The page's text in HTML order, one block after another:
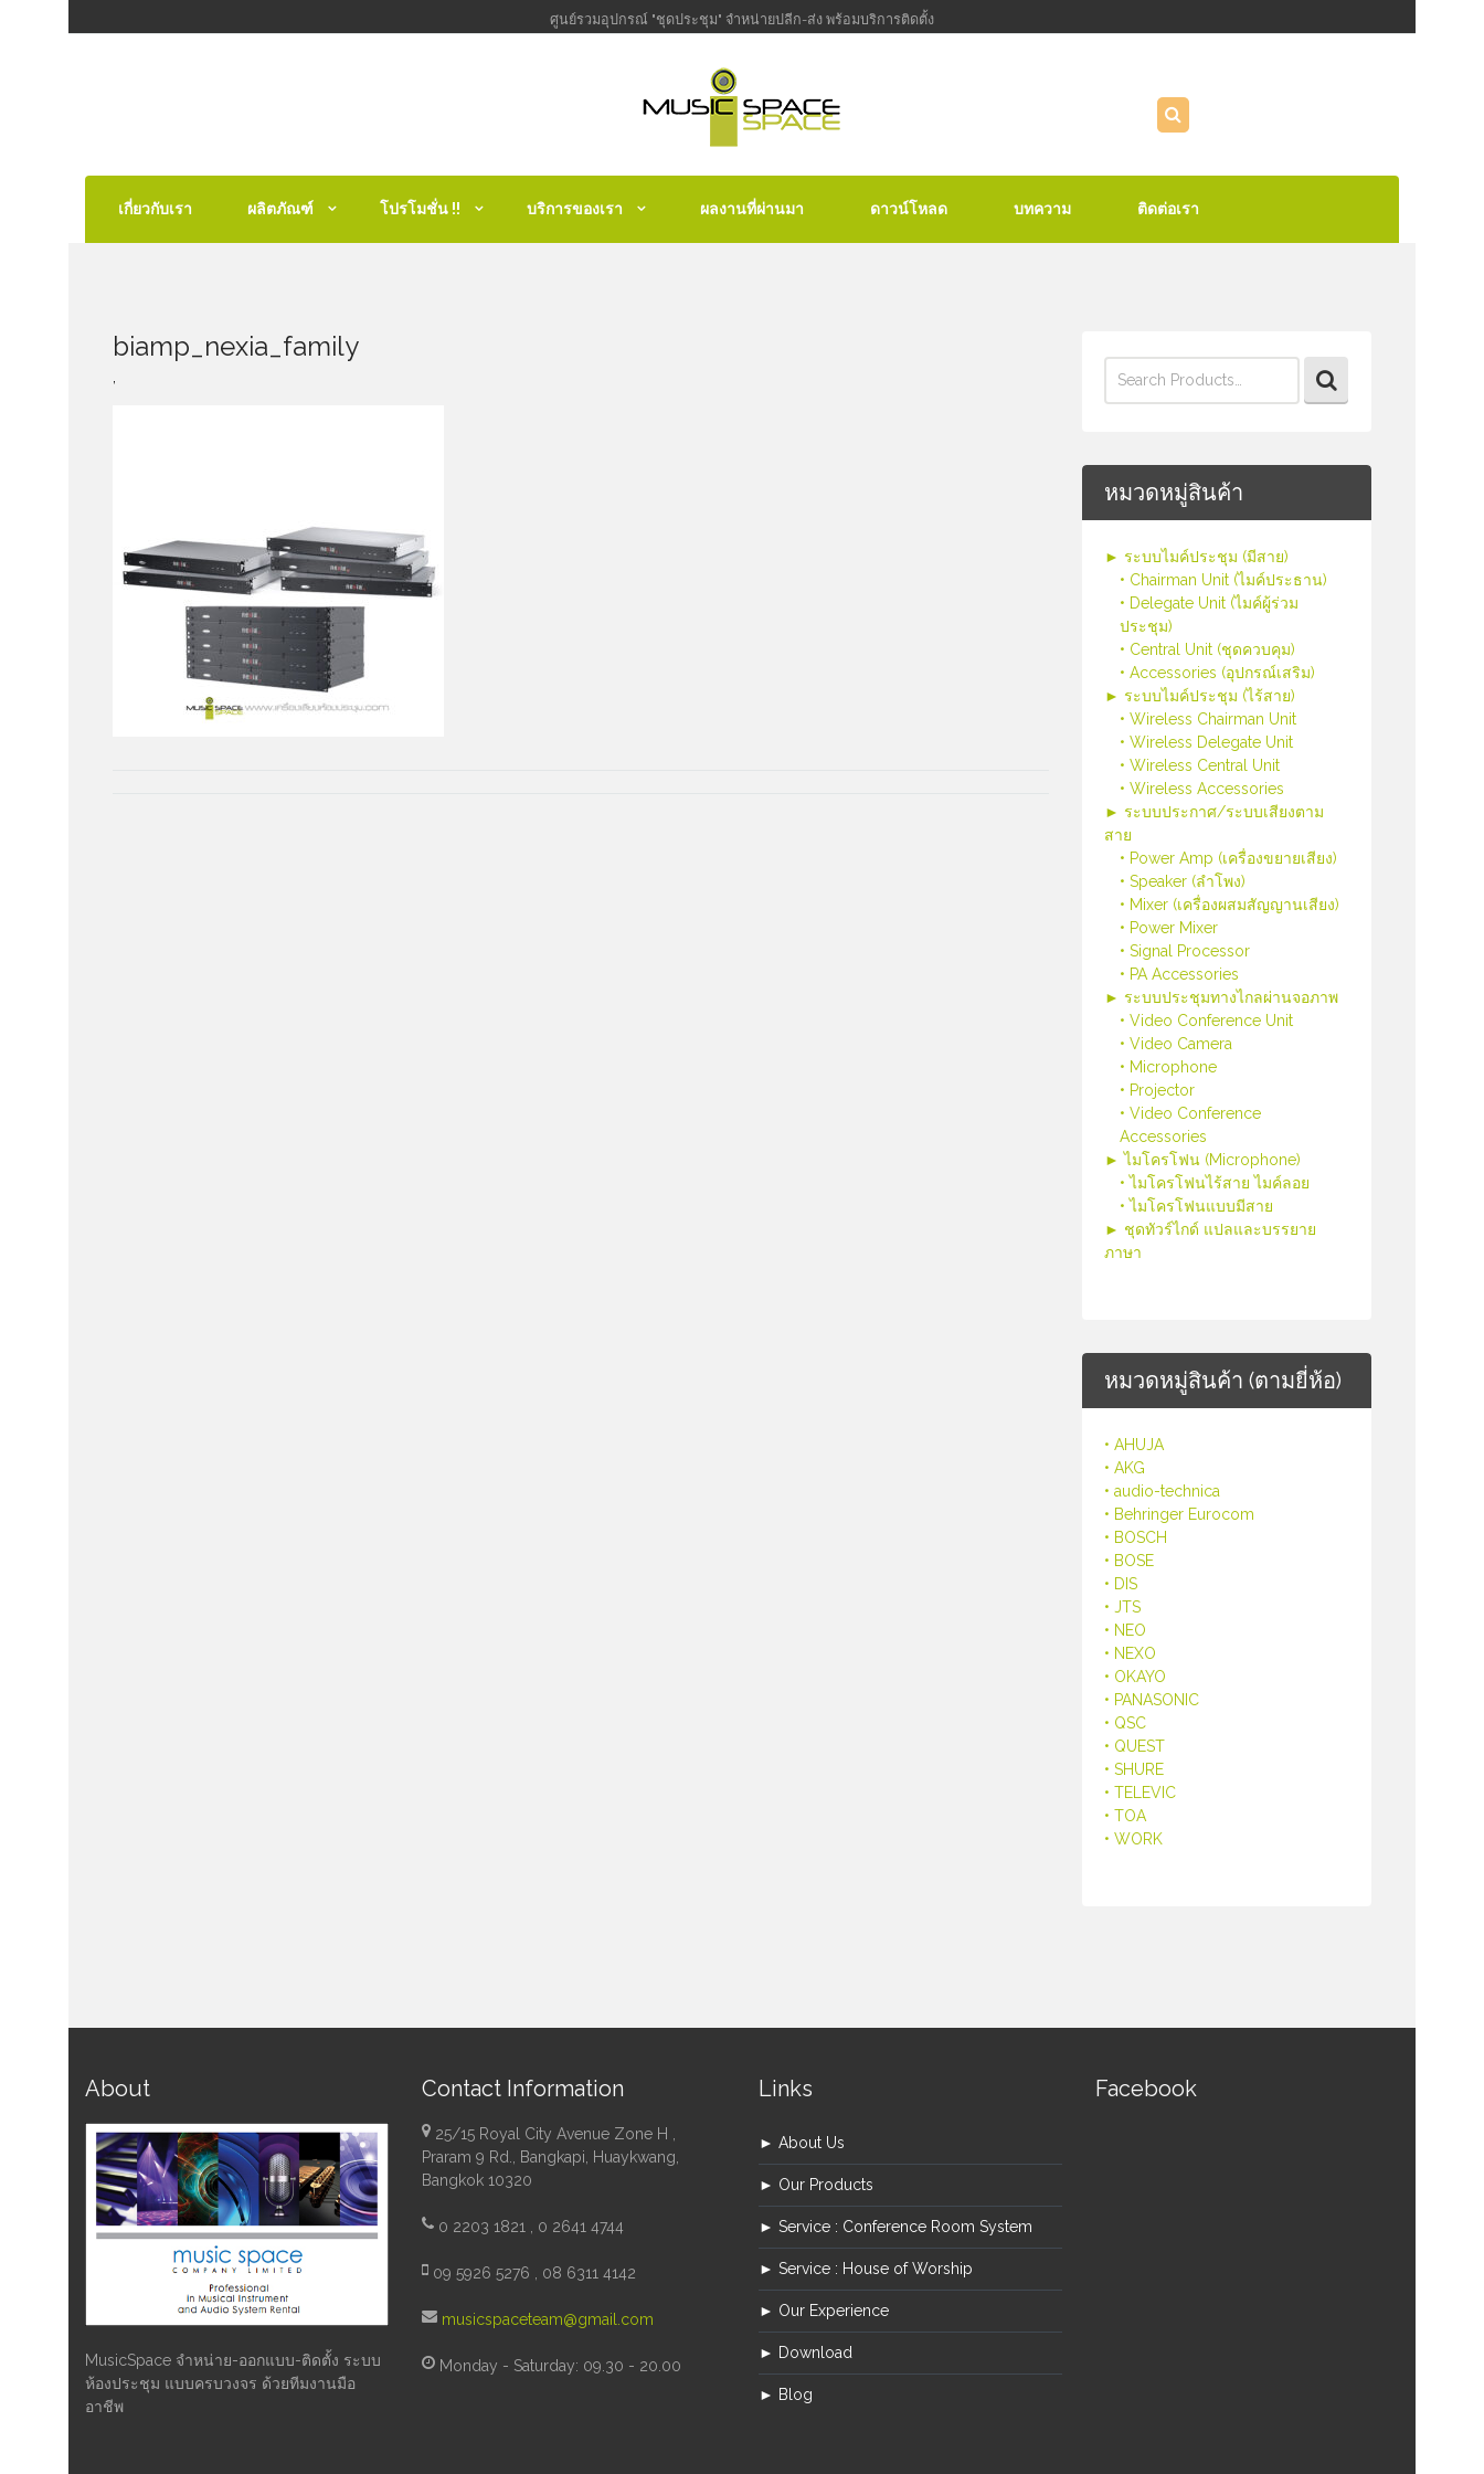
ศูนย์รวมอุปกรณ์ "ชุดประชุม" จำหน่ายปลีก-ส่ง พร้อมบริการติดตั้ง
เกี่ยวกับเรา ผลิตภัณฑ์ โปรโมชั่น !! บริการของเรา ผลงานที่ผ่านมา ดาวน์โหลด บทความ ติดต่อเรา
for:
หมวดหมู่สินค้า
► ระบบไมค์ประชุม (มีสาย)
• Chairman Unit (ไมค์ประธาน)
• Delegate Unit (ไมค์ผู้ร่วม
ประชุม)
• Central Unit (ชุดควบคุม)
• Accessories (อุปกรณ์เสริม)
► ระบบไมค์ประชุม (ไร้สาย)
• Wireless Chairman Unit
• Wireless Delegate Unit
• Wireless Central Unit
• Wireless Accessories
► ระบบประกาศ/ระบบเสียงตาม
สาย
• Power Amp (เครื่องขยายเสียง)
• Speaker (ลำโพง)
• Mixer (เครื่องผสมสัญญานเสียง)
• Power Mixer
• Signal Processor
• PA Accessories
► ระบบประชุมทางไกลผ่านจอภาพ
• Video Conference Unit
• Video Camera
• Microphone
• Projector
• Video Conference
Accessories
► ไมโครโฟน (Microphone)
• ไมโครโฟนไร้สาย ไมค์ลอย
• ไมโครโฟนแบบมีสาย
► ชุดทัวร์ไกด์ แปลและบรรยาย
ภาษา
หมวดหมู่สินค้า (ตามยี่ห้อ)
• AHUJA
• AKG
• audio-technica
• Behringer Eurocom
• BOSCH
• BOSE
• DIS
• JTS
• NEO
• NEXO
• OKAYO
• PANASONIC
• QSC
• QUEST
• SHURE
• TELEVIC
• TOA
• WORK
biamp_nexia_family
About
MusicSpace จำหน่าย-ออกแบบ-ติดตั้ง ระบบ
ห้องประชุม แบบครบวงจร ด้วยทีมงานมือ
อาชีพ
Contact Information
25/15 Royal City Avenue Zone H ,
Praram 9 Rd., Bangkapi, Huaykwang,
Bangkok 10320
0 2203 1821 , 0 2641 4744
09 5926 5276 , 08 6311 4142
musicspaceteam@gmail.com
Monday - Saturday: 09.30 - 20.00
Links
► About Us
► Our Products
► Service : Conference Room System
► Service : House of Worship
► Our Experience
► Download
► Blog
Facebook